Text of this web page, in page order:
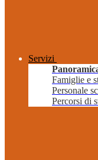
Servizi
Famiglie e
Personale
Percorsi di